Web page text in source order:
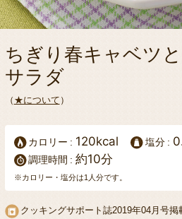
ちぎり春キャベツ
サラダ
（ ★について ）
カロリー 120kcal 塩分
調理時間 約10分
※カロリー・塩分は1人分です。
クッキングサポート誌2019年04月号掲